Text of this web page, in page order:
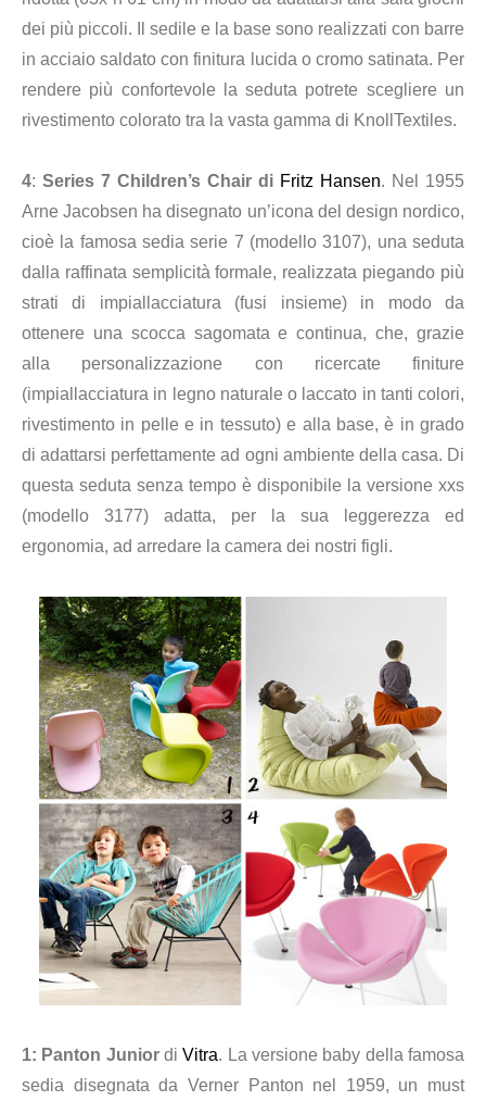
dei più piccoli. Il sedile e la base sono realizzati con barre
in acciaio saldato con finitura lucida o cromo satinata. Per
rendere più confortevole la seduta potrete scegliere un
rivestimento colorato tra la vasta gamma di KnollTextiles.
4: Series 7 Children’s Chair di Fritz Hansen. Nel 1955
Arne Jacobsen ha disegnato un’icona del design nordico,
cioè la famosa sedia serie 7 (modello 3107), una seduta
dalla raffinata semplicità formale, realizzata piegando più
strati di impiallacciatura (fusi insieme) in modo da
ottenere una scocca sagomata e continua, che, grazie
alla personalizzazione con ricercate finiture
(impiallacciatura in legno naturale o laccato in tanti colori,
rivestimento in pelle e in tessuto) e alla base, è in grado
di adattarsi perfettamente ad ogni ambiente della casa. Di
questa seduta senza tempo è disponibile la versione xxs
(modello 3177) adatta, per la sua leggerezza ed
ergonomia, ad arredare la camera dei nostri figli.
1: Panton JuniordiVitra. La versione baby della famosa
sedia disegnata da Verner Panton nel 1959, un must